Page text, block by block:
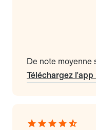
De note moyenne
Téléchargez l'app